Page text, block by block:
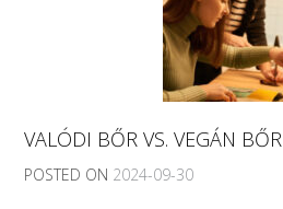
VALÓDI BŐR VS. VEGÁN BŐR
POSTED ON 2024-09-30